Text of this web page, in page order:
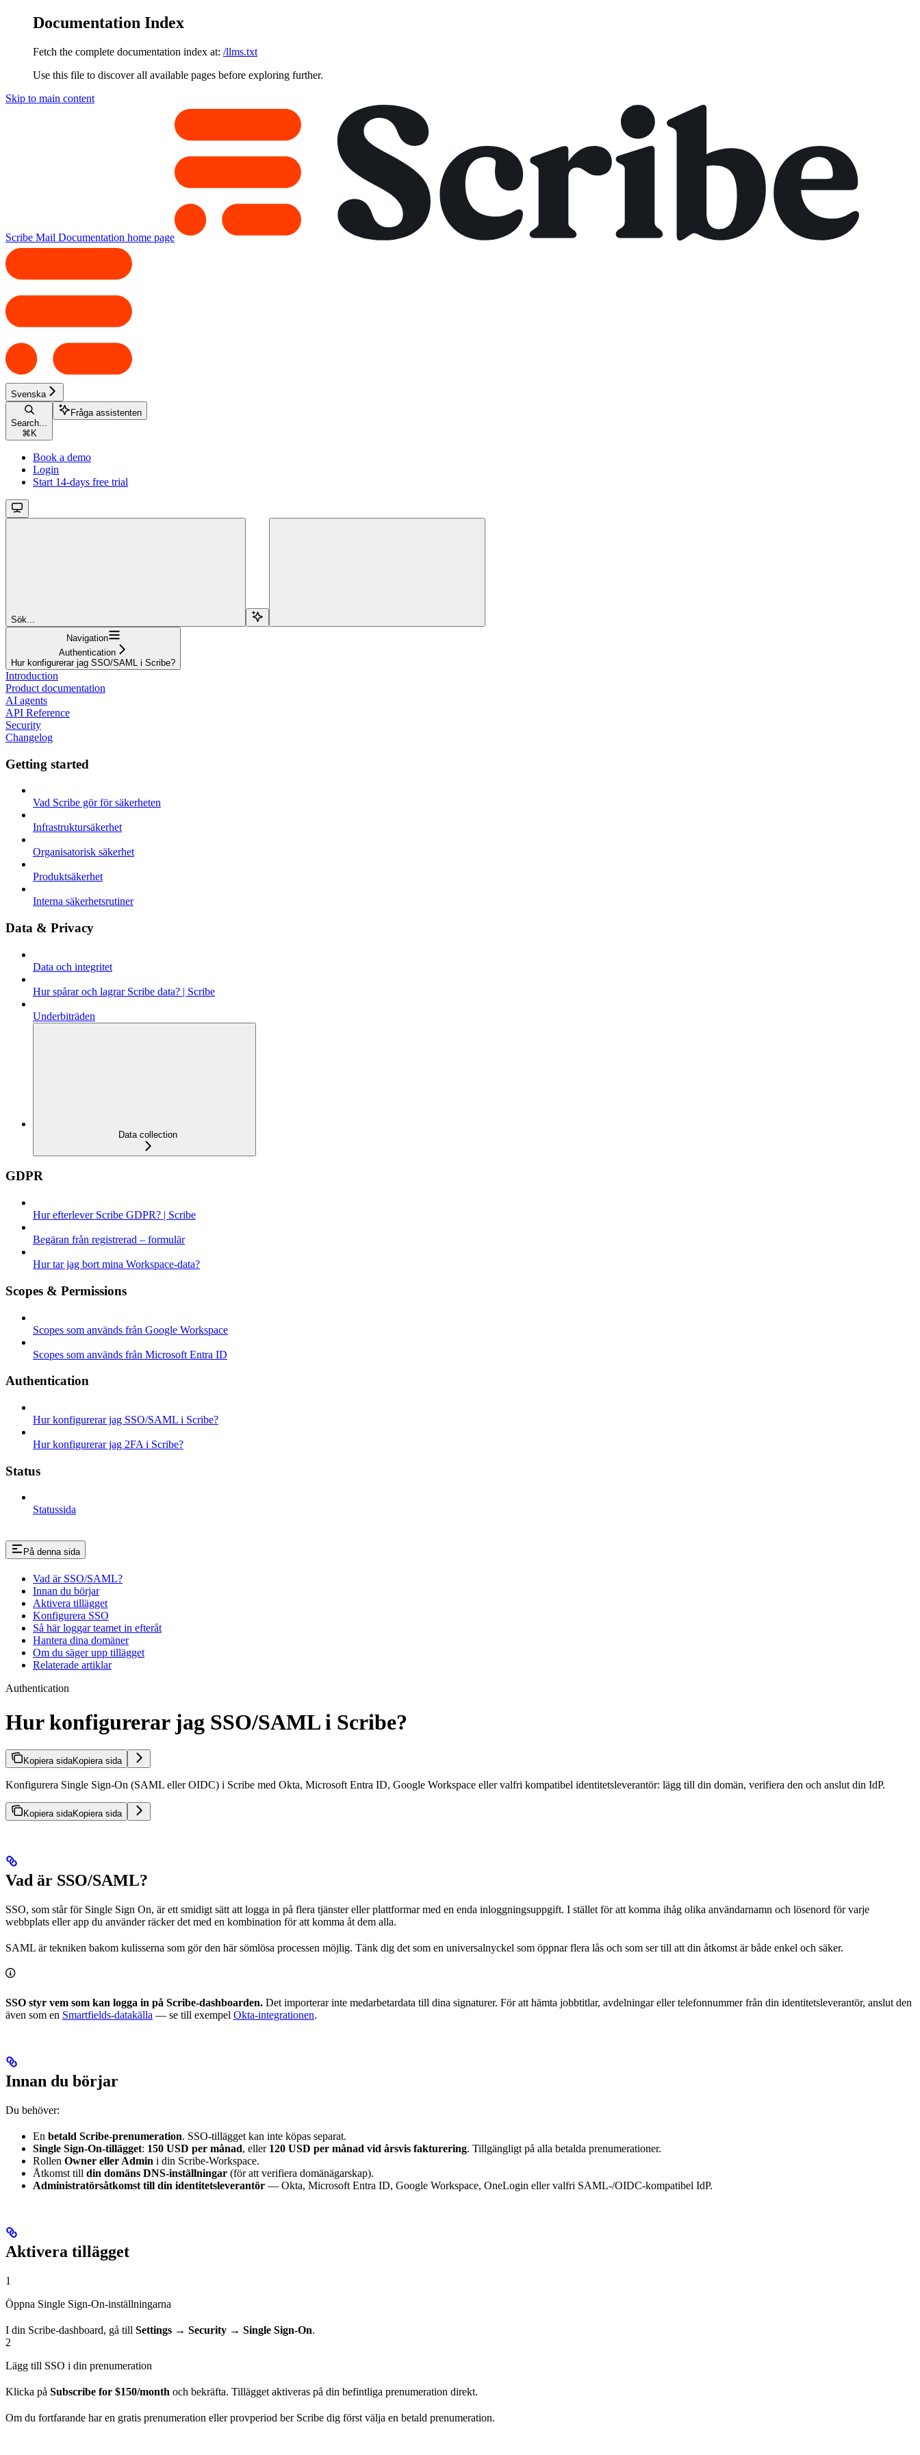
Documentation Index
Fetch the complete documentation index at: /llms.txt
Use this file to discover all available pages before exploring further.
Skip to main content
Scribe Mail Documentation home page
Svenska
Search...
⌘ K
Fråga assistenten
Book a demo
Login
Start 14-days free trial
Sök...
Navigation
Authentication
Hur konfigurerar jag SSO/SAML i Scribe?
Introduction
Product documentation
AI agents
API Reference
Security
Changelog
Getting started
Vad Scribe gör för säkerheten
Infrastruktursäkerhet
Organisatorisk säkerhet
Produktsäkerhet
Interna säkerhetsrutiner
Data & Privacy
Data och integritet
Hur spårar och lagrar Scribe data? | Scribe
Underbiträden
Data collection
GDPR
Hur efterlever Scribe GDPR? | Scribe
Begäran från registrerad – formulär
Hur tar jag bort mina Workspace-data?
Scopes & Permissions
Scopes som används från Google Workspace
Scopes som används från Microsoft Entra ID
Authentication
Hur konfigurerar jag SSO/SAML i Scribe?
Hur konfigurerar jag 2FA i Scribe?
Status
Statussida
På denna sida
Vad är SSO/SAML?
Innan du börjar
Aktivera tillägget
Konfigurera SSO
Så här loggar teamet in efteråt
Hantera dina domäner
Om du säger upp tillägget
Relaterade artiklar
Authentication
Hur konfigurerar jag SSO/SAML i Scribe?
Kopiera sidaKopiera sida
Konfigurera Single Sign-On (SAML eller OIDC) i Scribe med Okta, Microsoft Entra ID, Google Workspace eller valfri kompatibel identitetsleverantör: lägg till din domän, verifiera den och anslut din IdP.
Kopiera sidaKopiera sida
Vad är SSO/SAML?
SSO, som står för Single Sign On, är ett smidigt sätt att logga in på flera tjänster eller plattformar med en enda inloggningsuppgift. I stället för att komma ihåg olika användarnamn och lösenord för varje
webbplats eller app du använder räcker det med en kombination för att komma åt dem alla.
SAML är tekniken bakom kulisserna som gör den här sömlösa processen möjlig. Tänk dig det som en universalnyckel som öppnar flera lås och som ser till att din åtkomst är både enkel och säker.
SSO styr vem som kan logga in på Scribe-dashboarden. Det importerar inte medarbetardata till dina signaturer. För att hämta jobbtitlar, avdelningar eller telefonnummer från din identitetsleverantör, anslut den
även som en Smartfields-datakälla — se till exempel Okta-integrationen.
Innan du börjar
Du behöver:
En betald Scribe-prenumeration. SSO-tillägget kan inte köpas separat.
Single Sign-On-tillägget: 150 USD per månad, eller 120 USD per månad vid årsvis fakturering. Tillgängligt på alla betalda prenumerationer.
Rollen Owner eller Admin i din Scribe-Workspace.
Åtkomst till din domäns DNS-inställningar (för att verifiera domänägarskap).
Administratörsåtkomst till din identitetsleverantör — Okta, Microsoft Entra ID, Google Workspace, OneLogin eller valfri SAML-/OIDC-kompatibel IdP.
Aktivera tillägget
1
Öppna Single Sign-On-inställningarna
I din Scribe-dashboard, gå till Settings → Security → Single Sign-On.
2
Lägg till SSO i din prenumeration
Klicka på Subscribe for $150/month och bekräfta. Tillägget aktiveras på din befintliga prenumeration direkt.
Om du fortfarande har en gratis prenumeration eller provperiod ber Scribe dig först välja en betald prenumeration.